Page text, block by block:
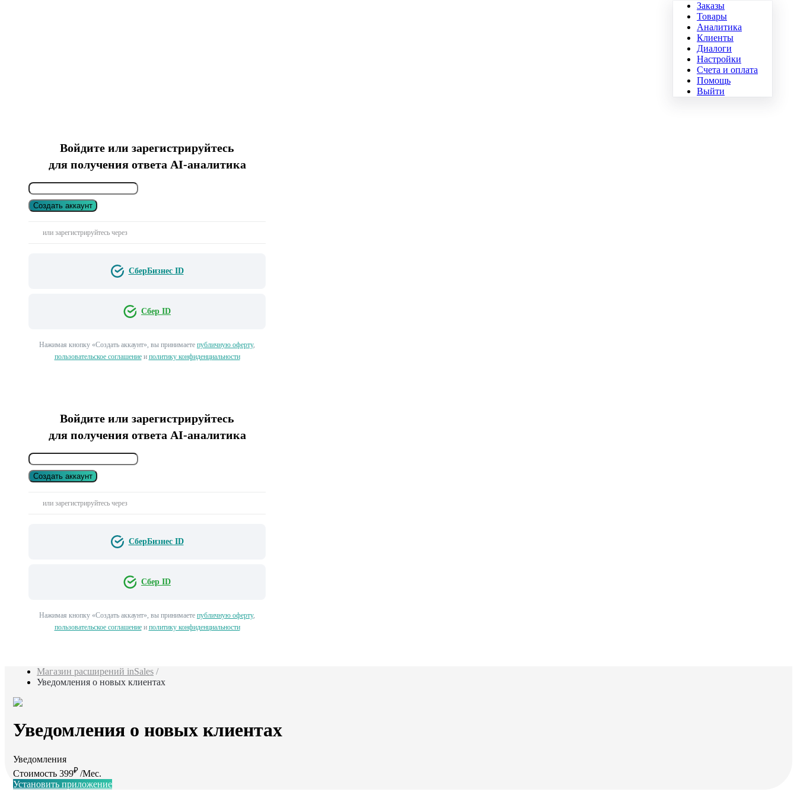
Заказы
Товары
Аналитика
Клиенты
Диалоги
Настройки
Счета и оплата
Помощь
Выйти
Войдите или зарегистрируйтесь
для получения ответа AI-аналитика
Создать аккаунт
или зарегистрируйтесь через
СберБизнес ID
Сбер ID
Нажимая кнопку «Создать аккаунт», вы принимаете публичную оферту,
пользовательское соглашениеи политику конфиденциальности
Войдите или зарегистрируйтесь
для получения ответа AI-аналитика
Создать аккаунт
или зарегистрируйтесь через
СберБизнес ID
Сбер ID
Нажимая кнопку «Создать аккаунт», вы принимаете публичную оферту,
пользовательское соглашениеи политику конфиденциальности
Магазин расширений inSales /
Уведомления о новых клиентах
Уведомления о новых клиентах
Уведомления
Стоимость 399₽ /Мес.
Установить приложение